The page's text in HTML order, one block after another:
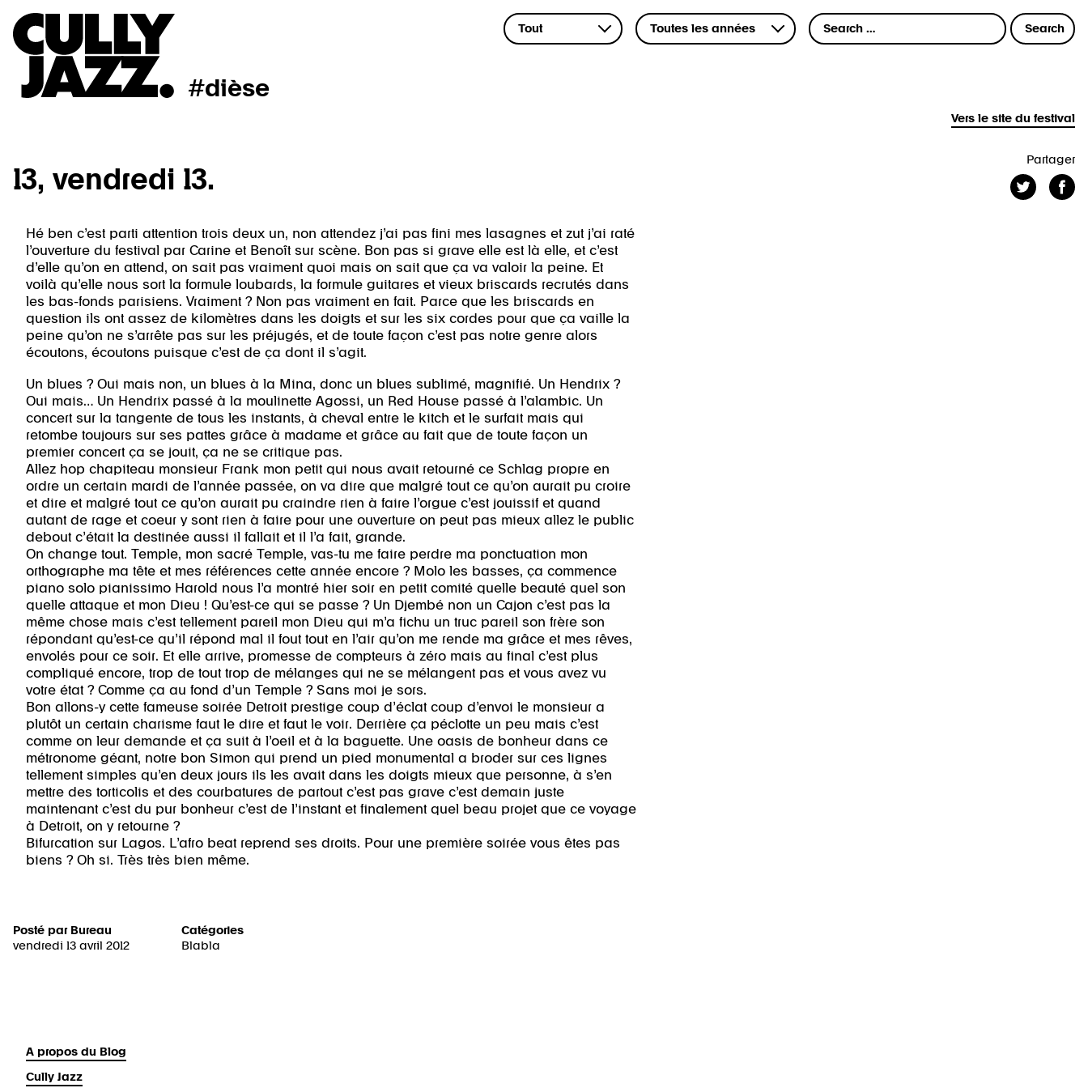
#dièse
Vers le site du festival
13, vendredi 13.
Partager
Hé ben c’est parti attention trois deux un, non attendez j’ai pas fini mes lasagnes et zut j’ai raté
l’ouverture du festival par Carine et Benoît sur scène. Bon pas si grave elle est là elle, et c’est
d’elle qu’on en attend, on sait pas vraiment quoi mais on sait que ça va valoir la peine. Et
voilà qu’elle nous sort la formule loubards, la formule guitares et vieux briscards recrutés dans
les bas-fonds parisiens. Vraiment ? Non pas vraiment en fait. Parce que les briscards en
question ils ont assez de kilomètres dans les doigts et sur les six cordes pour que ça vaille la
peine qu’on ne s’arrête pas sur les préjugés, et de toute façon c’est pas notre genre alors
écoutons, écoutons puisque c’est de ça dont il s’agit.
Un blues ? Oui mais non, un blues à la Mina, donc un blues sublimé, magnifié. Un Hendrix ?
Oui mais… Un Hendrix passé à la moulinette Agossi, un Red House passé à l’alambic. Un
concert sur la tangente de tous les instants, à cheval entre le kitch et le surfait mais qui
retombe toujours sur ses pattes grâce à madame et grâce au fait que de toute façon un
premier concert ça se jouit, ça ne se critique pas.
Allez hop chapiteau monsieur Frank mon petit qui nous avait retourné ce Schlag propre en
ordre un certain mardi de l’année passée, on va dire que malgré tout ce qu’on aurait pu croire
et dire et malgré tout ce qu’on aurait pu craindre rien à faire l’orgue c’est jouissif et quand
autant de rage et coeur y sont rien à faire pour une ouverture on peut pas mieux allez le public
debout c’était la destinée aussi il fallait et il l’a fait, grande.
On change tout. Temple, mon sacré Temple, vas-tu me faire perdre ma ponctuation mon
orthographe ma tête et mes références cette année encore ? Molo les basses, ça commence
piano solo pianissimo Harold nous l’a montré hier soir en petit comité quelle beauté quel son
quelle attaque et mon Dieu ! Qu’est-ce qui se passe ? Un Djembé non un Cajon c’est pas la
même chose mais c’est tellement pareil mon Dieu qui m’a fichu un truc pareil son frère son
répondant qu’est-ce qu’il répond mal il fout tout en l’air qu’on me rende ma grâce et mes rêves,
envolés pour ce soir. Et elle arrive, promesse de compteurs à zéro mais au final c’est plus
compliqué encore, trop de tout trop de mélanges qui ne se mélangent pas et vous avez vu
votre état ? Comme ça au fond d’un Temple ? Sans moi je sors.
Bon allons-y cette fameuse soirée Detroit prestige coup d’éclat coup d’envoi le monsieur a
plutôt un certain charisme faut le dire et faut le voir. Derrière ça péclotte un peu mais c’est
comme on leur demande et ça suit à l’oeil et à la baguette. Une oasis de bonheur dans ce
métronome géant, notre bon Simon qui prend un pied monumental a broder sur ces lignes
tellement simples qu’en deux jours ils les avait dans les doigts mieux que personne, à s’en
mettre des torticolis et des courbatures de partout c’est pas grave c’est demain juste
maintenant c’est du pur bonheur c’est de l’instant et finalement quel beau projet que ce voyage
à Detroit, on y retourne ?
Bifurcation sur Lagos. L’afro beat reprend ses droits. Pour une première soirée vous êtes pas
biens ? Oh si. Très très bien même.
Posté par Bureau
vendredi 13 avril 2012
Catégories
Blabla
A propos du Blog
Cully Jazz